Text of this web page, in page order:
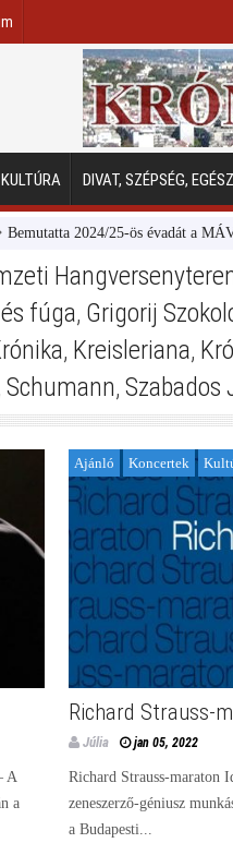
KULTÚRA DIVAT, SZÉPSÉG,
2024/25-ös évadát a MÁV
fúga, Grigorij
, Kreisleriana,
Schumann, Szabados
A
a
Ajánló Koncertek
Richard Strauss-
Júlia jan 05, 2022
Richard Strauss-maraton
zeneszerző-géniusz
a Budapesti...